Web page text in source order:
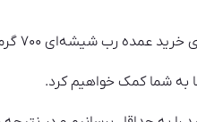
۷۰۰ گرمی دست خواهید یافت.
به شما کمک خواهیم کرد.